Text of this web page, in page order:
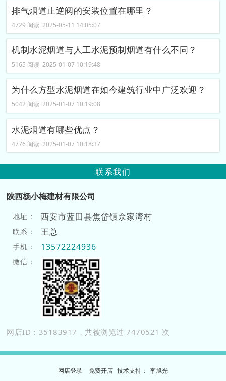
排气烟道止逆阀的安装位置在哪里？
4729 阅读 2025-05-11 14:05:07
机制水泥烟道与人工水泥预制烟道有什么不同？
5165 阅读 2025-01-07 10:19:48
为什么方型水泥烟道在如今建筑行业中广泛欢迎？
5042 阅读 2025-01-07 10:19:08
水泥烟道有哪些优点？
4776 阅读 2025-01-07 10:18:37
联系我们
陕西杨小梅建材有限公司
地址： 西安市蓝田县焦岱镇佘家湾村
联系： 王总
手机： 13572224936
微信：
网店ID：35183917，共被浏览过 7470521 次
网店登录 免费开店 技术支持 ： 李旭光